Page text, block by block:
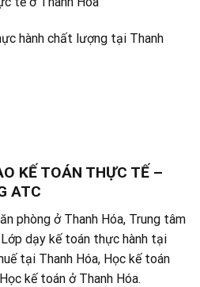
hành chất lượng tại Thanh
KẾ TOÁN THỰC TẾ –
ATC
phòng ở Thanh Hóa, Trung tâm
dạy kế toán thực hành tại
tại Thanh Hóa, Học kế toán
kế toán ở Thanh Hóa.